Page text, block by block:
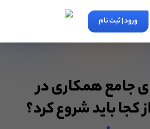
ورود | ثبت نام
جامع همکاری در
کجا باید شروع کرد؟